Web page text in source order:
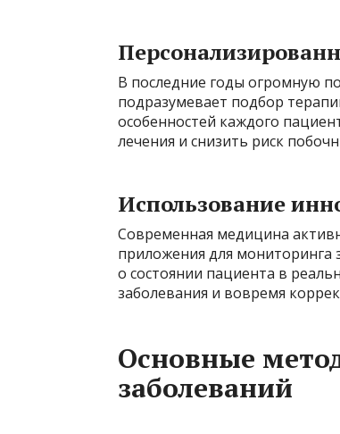
В последние годы огромную
подразумевает подбор
особенностей каждого
лечения и снизить риск
Использование
Современная медицина
приложения для мониторинга
о состоянии пациента в
заболевания и вовремя
Основные
заболеваний